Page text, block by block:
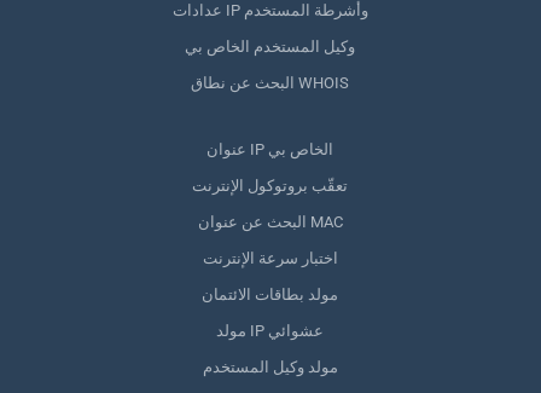
عدادات IP وأشرطة المستخدم
وكيل المستخدم الخاص بي
البحث عن نطاق WHOIS
عنوان IP الخاص بي
تعقّب بروتوكول الإنترنت
البحث عن عنوان MAC
اختبار سرعة الإنترنت
مولد بطاقات الائتمان
مولد IP عشوائي
مولد وكيل المستخدم